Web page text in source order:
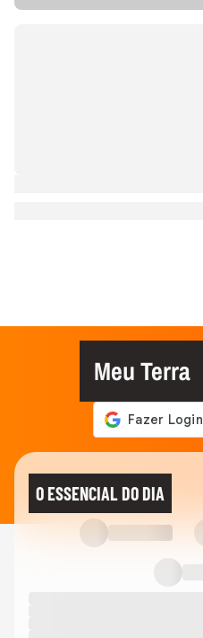
Meu Terra
O ESSENCIAL DO DIA